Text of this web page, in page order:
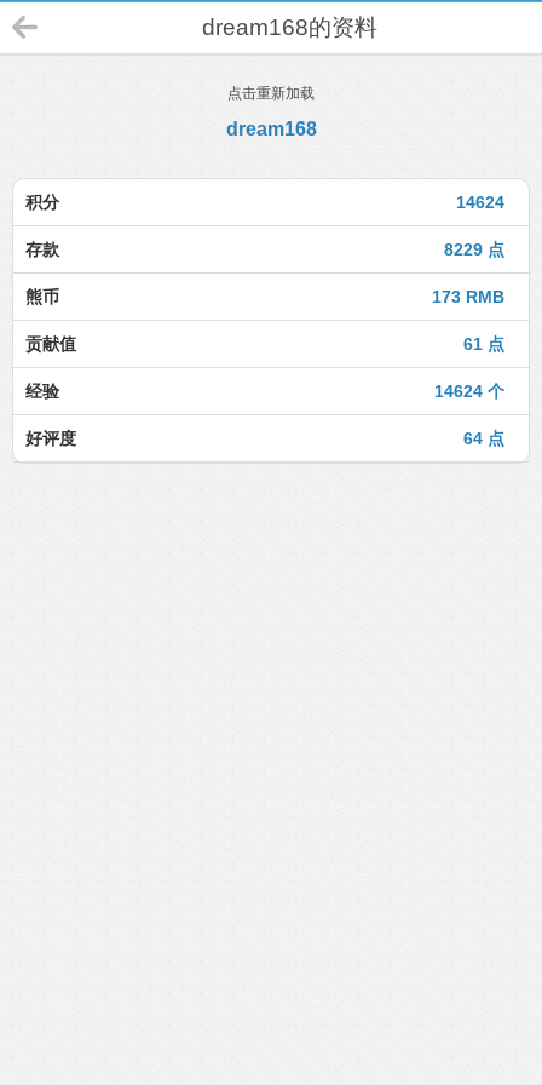
dream168的资料
点击重新加载
dream168
14624
积分
8229 点
存款
173 RMB
熊币
61 点
贡献值
14624 个
经验
64 点
好评度